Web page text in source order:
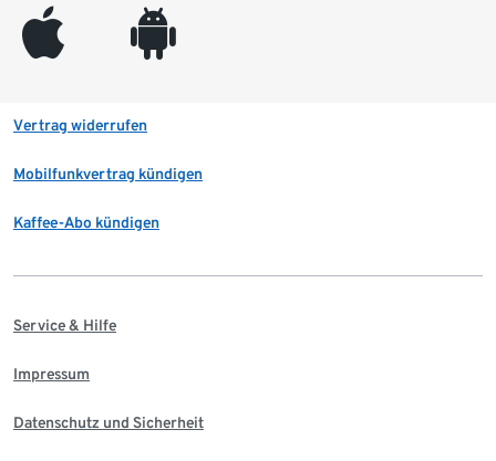
appleinc android
Vertrag widerrufen
Mobilfunkvertrag kündigen
Kaffee-Abo kündigen
Service & Hilfe
Impressum
Datenschutz und Sicherheit